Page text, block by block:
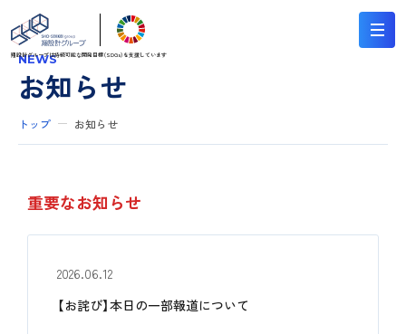
翔設計グループは持続可能な開発目標（SDGs）を支援しています
お知らせ
NEWS
トップ お知らせ
重要なお知らせ
2026.06.12
【お詫び】本日の一部報道について